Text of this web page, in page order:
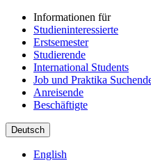
Informationen für
Studieninteressierte
Erstsemester
Studierende
International Students
Job und Praktika
Anreisende
Beschäftigte
Deutsch
English